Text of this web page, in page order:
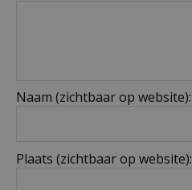
Naam (zichtbaar op website):
Plaats (zichtbaar op website):